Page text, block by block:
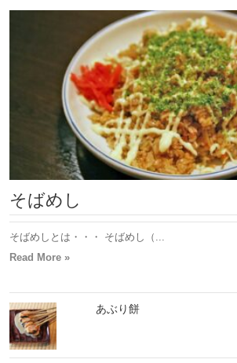
そばめし
そばめしとは・・・ そばめし（...
Read More »
あぶり餅